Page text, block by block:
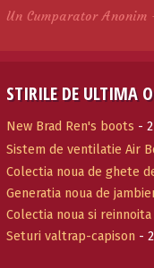
Un Cumparator
STIRILE DE ULTIMA
New Brad Ren's boots -
Sistem de ventilatie Air
Colectia noua de ghete
Generatia noua de
Colectia noua si
Seturi valtrap-capison -